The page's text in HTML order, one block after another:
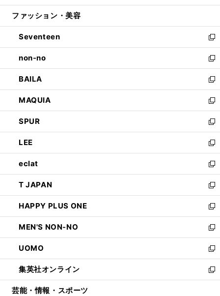
開
ウ
開
く
ン
ウ
で
開
く
ウ
ン
ド
ウ
で
開
く
ファッション・美容
Seventeen
新
し
い
ウ
ィ
ン
ド
ウ
で
開
く
non-no
新
し
い
ウ
ィ
ン
ド
ウ
で
開
く
BAILA
新
し
い
ウ
ィ
ン
ド
ウ
で
開
く
MAQUIA
新
し
い
ウ
ィ
ン
ド
ウ
で
開
く
SPUR
新
し
い
ウ
ィ
ン
ド
ウ
で
開
く
LEE
新
し
い
ウ
ィ
ン
ド
ウ
で
開
く
eclat
新
し
い
ウ
ィ
ン
ド
ウ
で
開
く
T JAPAN
新
し
い
ウ
ィ
ン
ド
ウ
で
開
HAPPY PLUS ONE
新
し
い
ウ
ィ
ン
ド
ウ
MEN'S NON-NO
新
し
い
ウ
ィ
ン
UOMO
新
し
い
ウ
集英社オンライン
新
し
芸能・情報・スポーツ